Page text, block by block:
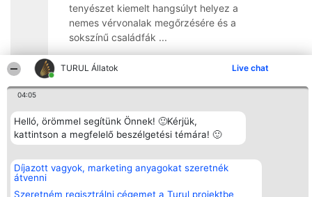
TURUL Állatok Live chat
04:05
Helló, örömmel segítünk Önnek! 🙂Kérjük,
kattintson a megfelelő beszélgetési témára! 🙂
Díjazott vagyok, marketing anyagokat szeretnék
átvenni
Szeretném regisztrálni cégemet a Turul projektbe
tenyészet kiemelt hangsúlyt helyez a
nemes vérvonalak megőrzésére és a
sokszínű családfák ...
Rangsorszervező
SC Beautiful Company S.R.L.
Bulevardul Aleea Timișul De
Sus Nr. 2, Bl. A30, Sc. A, Et.
Bukarest 53-238
Adószám 36737675
Népszavazás
Nyertesek
Az összes
díjazottak
Szabályok
Státusz
Elérhetőség